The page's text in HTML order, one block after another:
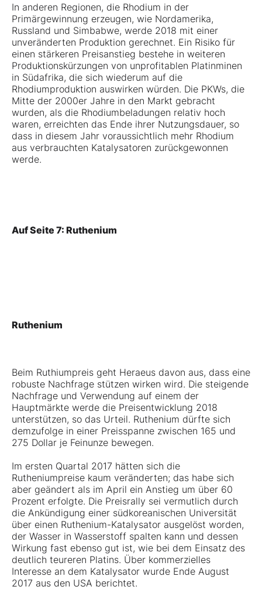
In anderen Regionen, die Rhodium in der
Primärgewinnung erzeugen, wie Nordamerika,
Russland und Simbabwe, werde 2018 mit einer
unveränderten Produktion gerechnet. Ein Risiko für
einen stärkeren Preisanstieg bestehe in weiteren
Produktionskürzungen von unprofitablen Platinminen
in Südafrika, die sich wiederum auf die
Rhodiumproduktion auswirken würden. Die PKWs, die
Mitte der 2000er Jahre in den Markt gebracht
wurden, als die Rhodiumbeladungen relativ hoch
waren, erreichten das Ende ihrer Nutzungsdauer, so
dass in diesem Jahr voraussichtlich mehr Rhodium
aus verbrauchten Katalysatoren zurückgewonnen
werde.
Auf Seite 7: Ruthenium
Ruthenium
Beim Ruthiumpreis geht Heraeus davon aus, dass eine
robuste Nachfrage stützen wirken wird. Die steigende
Nachfrage und Verwendung auf einem der
Hauptmärkte werde die Preisentwicklung 2018
unterstützen, so das Urteil. Ruthenium dürfte sich
demzufolge in einer Preisspanne zwischen 165 und
275 Dollar je Feinunze bewegen.
Im ersten Quartal 2017 hätten sich die
Rutheniumpreise kaum veränderten; das habe sich
aber geändert als im April ein Anstieg um über 60
Prozent erfolgte. Die Preisrally sei vermutlich durch
die Ankündigung einer südkoreanischen Universität
über einen Ruthenium-Katalysator ausgelöst worden,
der Wasser in Wasserstoff spalten kann und dessen
Wirkung fast ebenso gut ist, wie bei dem Einsatz des
deutlich teureren Platins. Über kommerzielles
Interesse an dem Katalysator wurde Ende August
2017 aus den USA berichtet.